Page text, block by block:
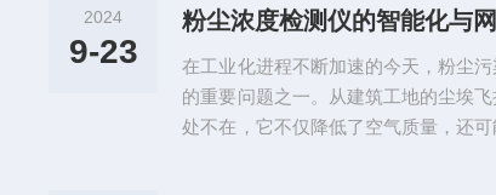
执法的重要辅助工具，能够快速准确
用于检测食品中的酒精残留量，确保...
2024
9-23
粉尘浓度检测仪的智能化与
在工业化进程不断加速的今天，粉尘
的重要问题之一。从建筑工地的尘埃
处不在，它不仅降低了空气质量，还